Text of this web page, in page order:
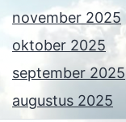
november 2025
oktober 2025
september 2025
augustus 2025